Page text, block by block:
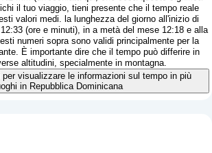
il tuo viaggio, tieni presente che il tempo reale
valori medi. la lunghezza del giorno all'inizio di
(ore e minuti), in a metà del mese 12:18 e alla
numeri sopra sono validi principalmente per la
È importante dire che il tempo può differire in
altitudini, specialmente in montagna.
visualizzare le informazioni sul tempo in più
in Repubblica Dominicana